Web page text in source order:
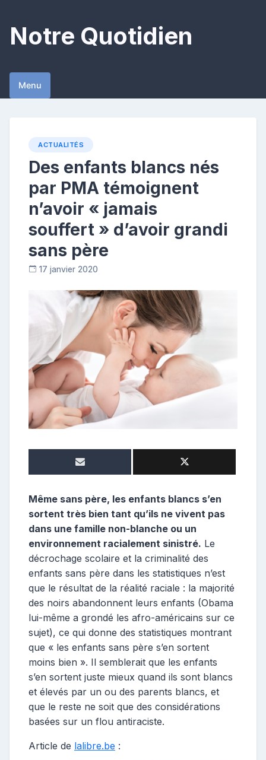
content
Notre Quotidien
Menu
ACTUALITÉS
Des enfants blancs nés
par PMA témoignent
n’avoir « jamais
souffert » d’avoir grandi
sans père
17 janvier 2020
o
n
b
c
Même sans père, les enfants blancs s’en
sortent très bien tant qu’ils ne vivent pas
dans une famille non-blanche ou un
environnement racialement sinistré. Le
décrochage scolaire et la criminalité des
enfants sans père dans les statistiques n’est
que le résultat de la réalité raciale : la majorité
des noirs abandonnent leurs enfants (Obama
lui-même a grondé les afro-américains sur ce
sujet), ce qui donne des statistiques montrant
que « les enfants sans père s’en sortent
moins bien ». Il semblerait que les enfants
s’en sortent juste mieux quand ils sont blancs
et élevés par un ou des parents blancs, et
que le reste ne soit que des considérations
basées sur un flou antiraciste.
Article de lalibre.be :